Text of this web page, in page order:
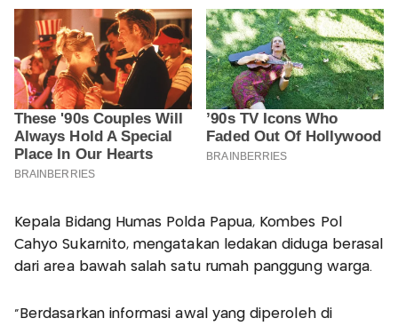
Kepala Bidang Humas Polda Papua, Kombes Pol
Cahyo Sukarnito, mengatakan ledakan diduga berasal
dari area bawah salah satu rumah panggung warga.
“Berdasarkan informasi awal yang diperoleh di